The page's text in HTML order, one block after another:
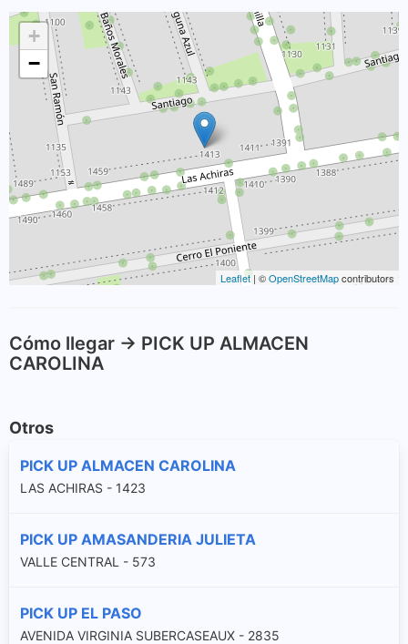
+
−
Leaflet| ©OpenStreetMapcontributors
Cómo llegar -> PICK UP ALMACEN
CAROLINA
Otros
PICK UP ALMACEN CAROLINA
LAS ACHIRAS - 1423
PICK UP AMASANDERIA JULIETA
VALLE CENTRAL - 573
PICK UP EL PASO
AVENIDA VIRGINIA SUBERCASEAUX - 2835